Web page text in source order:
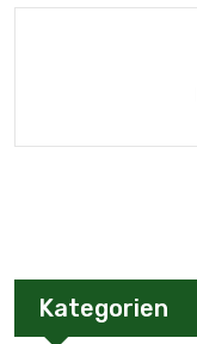
Kategorien